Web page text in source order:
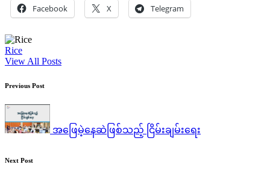
Facebook X Telegram
Rice
View All Posts
Post
navigation
Previous Post
အဖြေမဲ့နေဆဲဖြစ်သည့် ငြိမ်းချမ်းရေး
Next Post